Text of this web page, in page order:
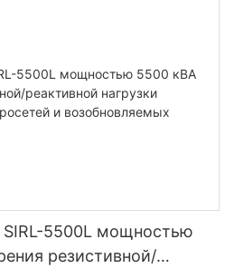
SIRL-5500L мощностью
резистивной/